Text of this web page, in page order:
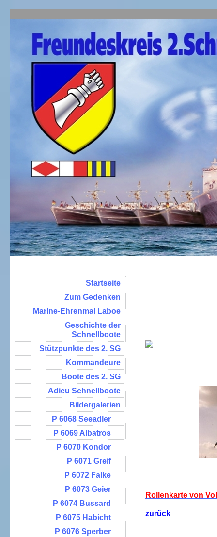
Rollenkarte von
zurück
Startseite
Zum Gedenken
Marine-Ehrenmal Laboe
Geschichte der
Schnellboote
Stützpunkte des 2. SG
Kommandeure
Boote des 2. SG
Adieu Schnellboote
Bildergalerien
P 6068 Seeadler
P 6069 Albatros
P 6070 Kondor
P 6071 Greif
P 6072 Falke
P 6073 Geier
P 6074 Bussard
P 6075 Habicht
P 6076 Sperber